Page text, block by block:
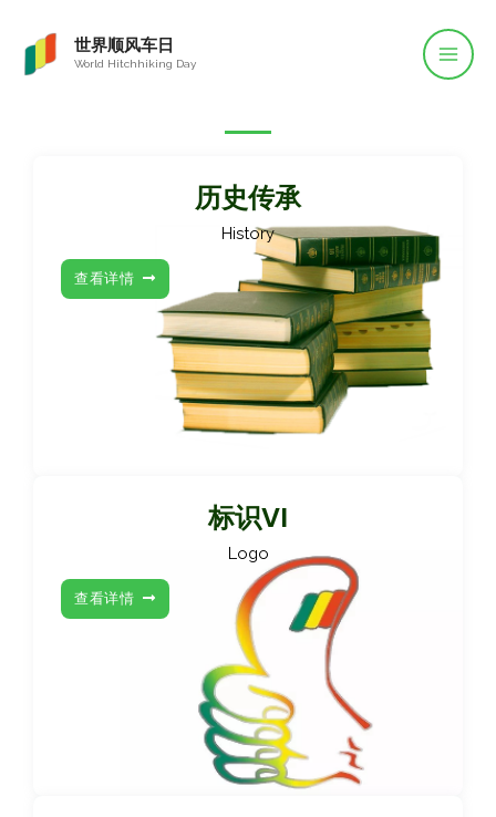
世界顺风车日
World Hitchhiking Day
历史传承
History
查看详情
标识VI
Logo
查看详情